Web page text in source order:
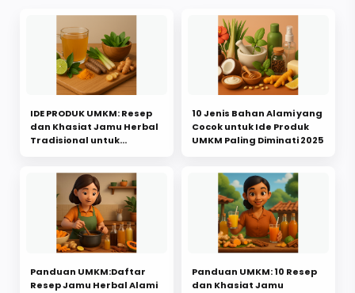
IDE PRODUK UMKM: Resep
dan Khasiat Jamu Herbal
Tradisional untuk
10 Jenis Bahan Alami yang
Cocok untuk Ide Produk
UMKM Paling Diminati 2025
Panduan UMKM:Daftar
Resep Jamu Herbal Alami
Panduan UMKM: 10 Resep
dan Khasiat Jamu